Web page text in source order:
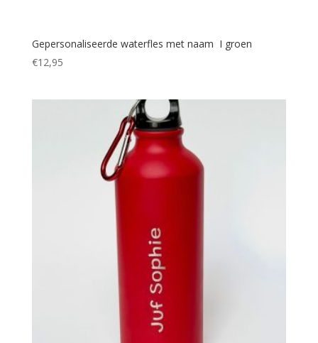
Gepersonaliseerde waterfles met naam I groen
€12,95